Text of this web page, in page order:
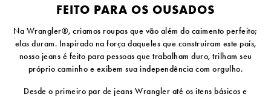
FEITO PARA OS OUSADOS
Na Wrangler®, criamos roupas que vão além do caimento perfeito;
elas duram. Inspirado na força daqueles que construíram este país,
nosso jeans é feito para pessoas que trabalham duro, trilham seu
próprio caminho e exibem sua independência com orgulho.
Desde o primeiro par de jeans Wrangler até os itens básicos e